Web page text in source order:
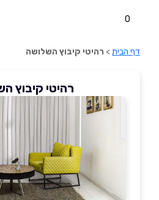
0
דף הבית> רהיטי קיבוץ השלושה
רהיטי קיבוץ